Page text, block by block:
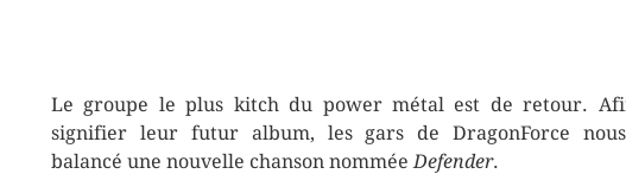
Le groupe le plus kitch du power métal est de retour.
signifier leur futur album, les gars de DragonForce
balancé une nouvelle chanson nomméeDefender.